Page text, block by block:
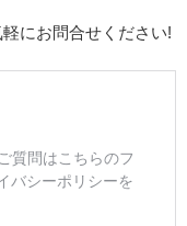
にお問合せください!